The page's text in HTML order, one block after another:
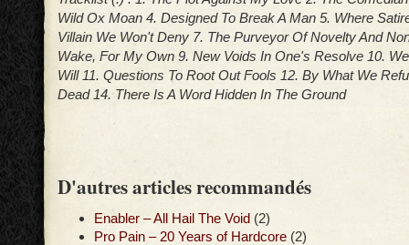
Wild Ox Moan 4. Designed To Break A Man 5. Where
Villain We Won't Deny 7. The Purveyor Of Novelty And
Wake, For My Own 9. New Voids In One's Resolve 10.
Will 11. Questions To Root Out Fools 12. By What We
Dead 14. There Is A Word Hidden In The Ground
D'autres articles recommandés
Enabler – All Hail The Void (2)
Pro Pain – 20 Years of Hardcore (2)